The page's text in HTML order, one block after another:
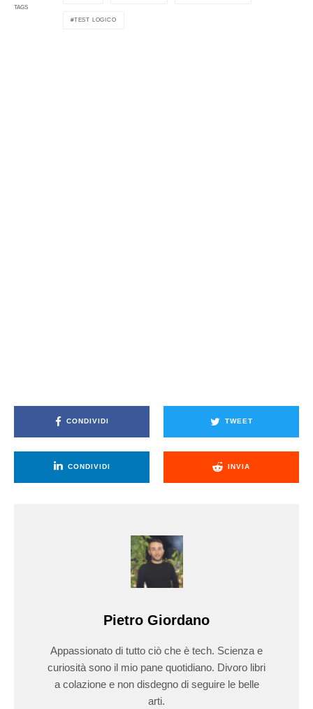
TAGS
TEST LOGICO
CONDIVIDI TWEET
CONDIVIDI INVIA
Pietro Giordano
Appassionato di tutto ciò che è tech. Scienza e
curiosità sono il mio pane quotidiano. Divoro libri
a colazione e non disdegno di seguire le belle
arti.